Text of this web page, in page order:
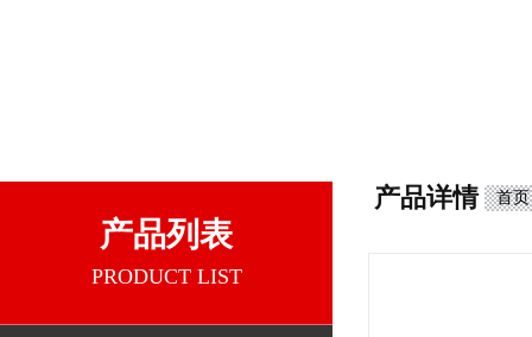
产品列表
PRODUCT LIST
产品详情 首页